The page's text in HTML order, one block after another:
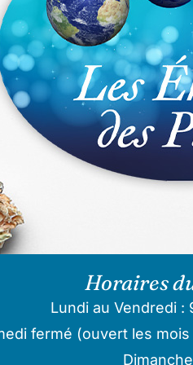
Horaires
Lundi au Vendredi :
fermé (ouvert les